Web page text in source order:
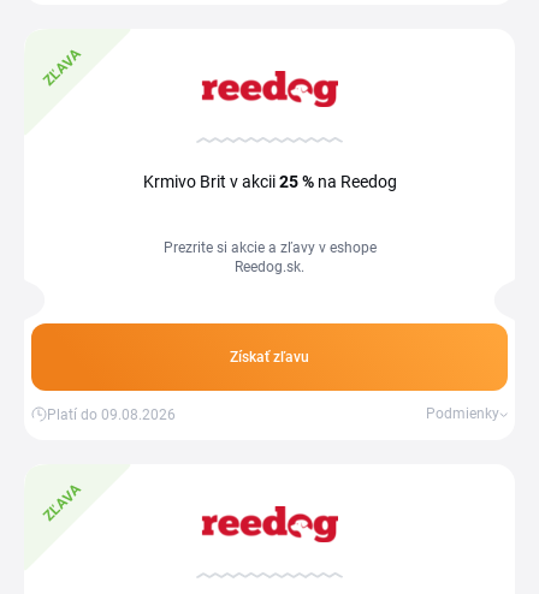
ZĽAVA
Krmivo Brit v akcii25 %na Reedog
Prezrite si akcie a zľavy v eshope
Reedog.sk.
Získať zľavu
Platí do 09.08.2026 Podmienky
ZĽAVA